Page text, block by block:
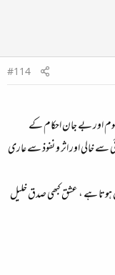
#114
اور بے جان احکام کے
سے خالی اور اثر و نفوذ سے عاری
ہوتا ہے ، عشق کبھی صدق خلیل